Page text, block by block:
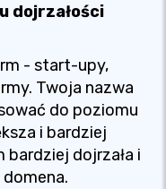
dojrzałości
- start-upy,
Twoja nazwa
do poziomu
i bardziej
dojrzała i